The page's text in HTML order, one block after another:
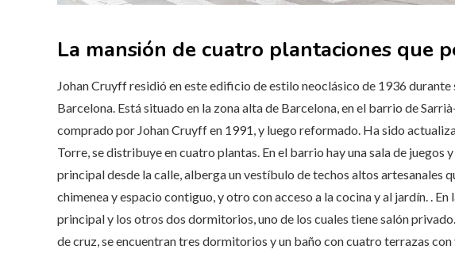
La mansión de cuatro plantaciones que
Johan Cruyff residió en este edificio de estilo neoclásico de 1936
Barcelona. Está situado en la zona alta de Barcelona, ​​en el barrio de
comprado por Johan Cruyff en 1991, y luego reformado. Ha sido
Torre, se distribuye en cuatro plantas. En el barrio hay una sala de juegos
principal desde la calle, alberga un vestíbulo de techos altos artesanales
chimenea y espacio contiguo, y otro con acceso a la cocina y al jardín. .
principal y los otros dos dormitorios, uno de los cuales tiene salón
de cruz, se encuentran tres dormitorios y un baño con cuatro terrazas con